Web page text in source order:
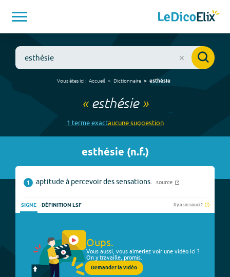
Vous êtes ici : Accueil Dictionnaire esthésie
« esthésie»
1 termeexactaucunesuggestion
esthésie (n.f.)
1 aptitude à percevoir des sensations. source
SIGNE DÉFINITION LSF Il y a un souci ?
Oups.
Vous aussi, vous aimeriez voir une vidéo ici ?
On y travaille, promis.
Demander la vidéo